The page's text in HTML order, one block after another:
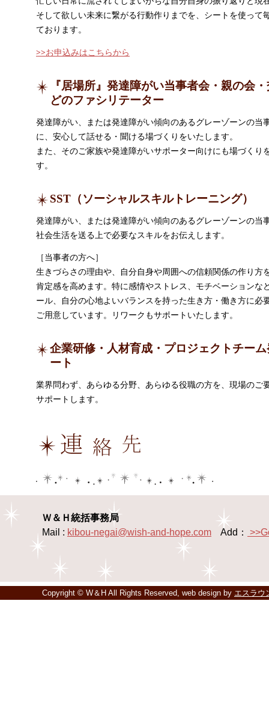
そして欲しい未来に繋がる行動作りまでを、シートを使って
ております。
>>お申込みはこちらから
『居場所』発達障がい当事者会・親の会
どのファシリテーター
発達障がい、または発達障がい傾向のあるグレーゾーンの当
に、安心して話せる・聞ける場づくりをいたします。
また、そのご家族や発達障がいサポーター向けにも場づくり
す。
SST（ソーシャルスキルトレーニング）
発達障がい、または発達障がい傾向のあるグレーゾーンの当
社会生活を送る上で必要なスキルをお伝えします。
［当事者の方へ］
生きづらさの理由や、自分自身や周囲への信頼関係の作り方
肯定感を高めます。特に感情やストレス、モチベーションな
ール、自分の心地よいバランスを持った生き方・働き方に必
ご用意しています。リワークもサポートいたします。
企業研修・人材育成・プロジェクトチー
ート
業界問わず、あらゆる分野、あらゆる役職の方を、現場のご
サポートします。
Ｗ＆Ｈ統括事務局
Mail : kibou-negai@wish-and-hope.com Add：
Copyright © W＆H All Rights Reserved, web design by エスラウ